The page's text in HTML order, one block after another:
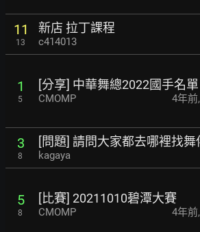
11
13
新店 拉丁課程
c414013
1
5
[分享] 中華舞總2022國手名單
CMOMP 4年前,
3
8
[問題] 請問大家都去哪裡找舞
kagaya
5
8
[比賽] 20211010碧潭大賽
CMOMP 4年前,